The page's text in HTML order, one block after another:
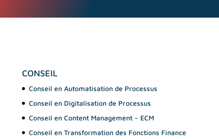
CONSEIL
Conseil en Automatisation de Processus
Conseil en Digitalisation de Processus
Conseil en Content Management – ECM
Conseil en Transformation des Fonctions Finance